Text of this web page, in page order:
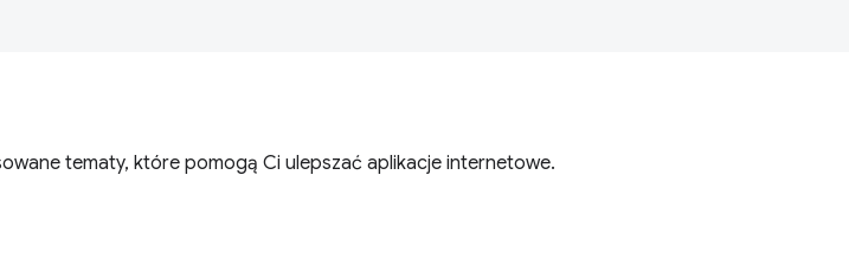
tematy, które pomogą Ci ulepszać aplikacje internetowe.